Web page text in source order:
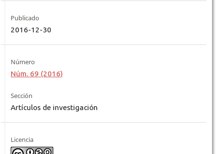
Publicado
2016-12-30
Número
Núm. 69 (2016)
Sección
Artículos de investigación
Licencia